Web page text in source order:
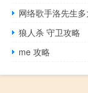
网络歌手洛先生
狼人杀 守卫攻略
me 攻略